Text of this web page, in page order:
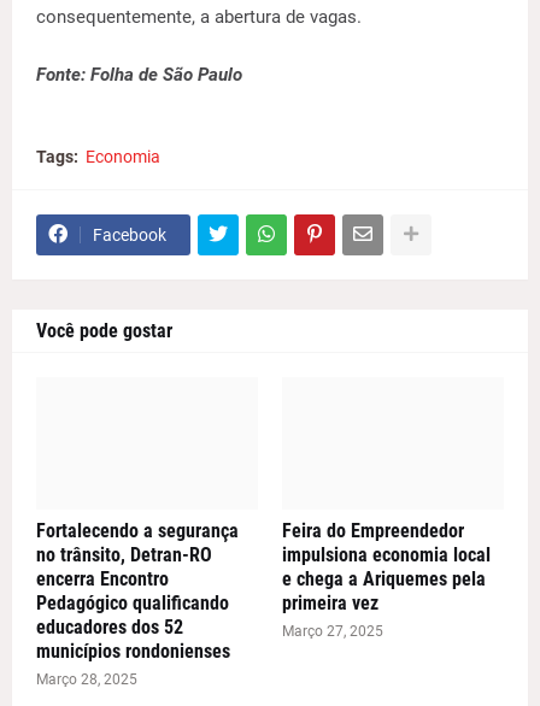
consequentemente, a abertura de vagas.
Fonte: Folha de São Paulo
Tags: Economia
Facebook
Você pode gostar
Fortalecendo a segurança
no trânsito, Detran-RO
encerra Encontro
Pedagógico qualificando
educadores dos 52
municípios rondonienses
Março 28, 2025
Feira do Empreendedor
impulsiona economia local
e chega a Ariquemes pela
primeira vez
Março 27, 2025